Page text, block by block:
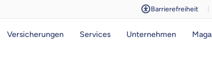
Barrierefreiheit
Versicherungen Services Unternehmen